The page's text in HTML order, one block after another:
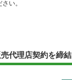
い。
代理店契約を締結